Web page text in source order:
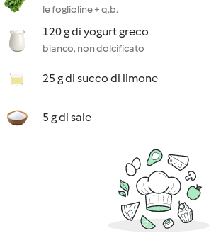
le foglioline + q.b.
120 g di yogurt greco
bianco, non dolcificato
25 g di succo di limone
5 g di sale